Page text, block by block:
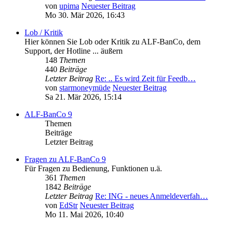
von upima Neuester Beitrag
Mo 30. Mär 2026, 16:43
Lob / Kritik
Hier können Sie Lob oder Kritik zu ALF-BanCo, dem
Support, der Hotline ... äußern
148 Themen
440 Beiträge
Letzter Beitrag Re: .. Es wird Zeit für Feedb…
von starmoneymüde Neuester Beitrag
Sa 21. Mär 2026, 15:14
ALF-BanCo 9
Themen
Beiträge
Letzter Beitrag
Fragen zu ALF-BanCo 9
Für Fragen zu Bedienung, Funktionen u.ä.
361 Themen
1842 Beiträge
Letzter Beitrag Re: ING - neues Anmeldeverfah…
von EdStr Neuester Beitrag
Mo 11. Mai 2026, 10:40